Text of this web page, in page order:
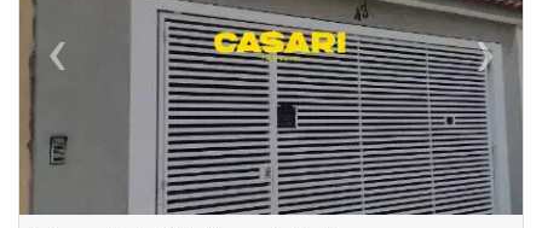
‹Previous ›Next